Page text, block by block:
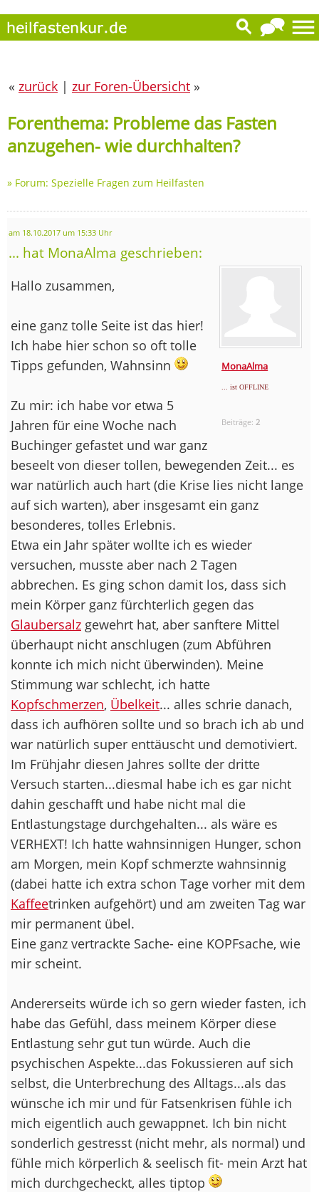
« zurück | zur Foren-Übersicht »
Forenthema: Probleme das Fasten
anzugehen- wie durchhalten?
» Forum: Spezielle Fragen zum Heilfasten
am 18.10.2017 um 15:33 Uhr
... hat MonaAlma geschrieben:
MonaAlma
... ist OFFLINE
Beiträge: 2
Hallo zusammen,
eine ganz tolle Seite ist das hier!
Ich habe hier schon so oft tolle
Tipps gefunden, Wahnsinn
Zu mir: ich habe vor etwa 5
Jahren für eine Woche nach
Buchinger gefastet und war ganz
beseelt von dieser tollen, bewegenden Zeit... es
war natürlich auch hart (die Krise lies nicht lange
auf sich warten), aber insgesamt ein ganz
besonderes, tolles Erlebnis.
Etwa ein Jahr später wollte ich es wieder
versuchen, musste aber nach 2 Tagen
abbrechen. Es ging schon damit los, dass sich
mein Körper ganz fürchterlich gegen das
Glaubersalz gewehrt hat, aber sanftere Mittel
überhaupt nicht anschlugen (zum Abführen
konnte ich mich nicht überwinden). Meine
Stimmung war schlecht, ich hatte
Kopfschmerzen, Übelkeit... alles schrie danach,
dass ich aufhören sollte und so brach ich ab und
war natürlich super enttäuscht und demotiviert.
Im Frühjahr diesen Jahres sollte der dritte
Versuch starten...diesmal habe ich es gar nicht
dahin geschafft und habe nicht mal die
Entlastungstage durchgehalten... als wäre es
VERHEXT! Ich hatte wahnsinnigen Hunger, schon
am Morgen, mein Kopf schmerzte wahnsinnig
(dabei hatte ich extra schon Tage vorher mit dem
Kaffeetrinken aufgehört) und am zweiten Tag war
mir permanent übel.
Eine ganz vertrackte Sache- eine KOPFsache, wie
mir scheint.
Andererseits würde ich so gern wieder fasten, ich
habe das Gefühl, dass meinem Körper diese
Entlastung sehr gut tun würde. Auch die
psychischen Aspekte...das Fokussieren auf sich
selbst, die Unterbrechung des Alltags...als das
wünsche ich mir und für Fatsenkrisen fühle ich
mich eigentlich auch gewappnet. Ich bin nicht
sonderlich gestresst (nicht mehr, als normal) und
fühle mich körperlich & seelisch fit- mein Arzt hat
mich durchgecheckt, alles tiptop